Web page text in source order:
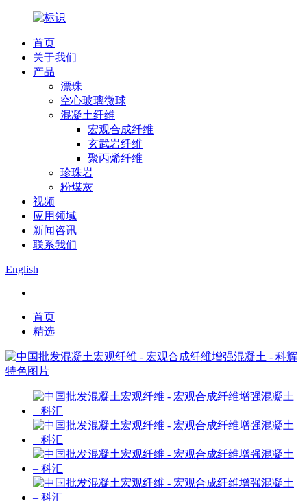
首页
关于我们
产品
漂珠
空心玻璃微球
混凝土纤维
宏观合成纤维
玄武岩纤维
聚丙烯纤维
珍珠岩
粉煤灰
视频
应用领域
新闻咨讯
联系我们
English
首页
精选